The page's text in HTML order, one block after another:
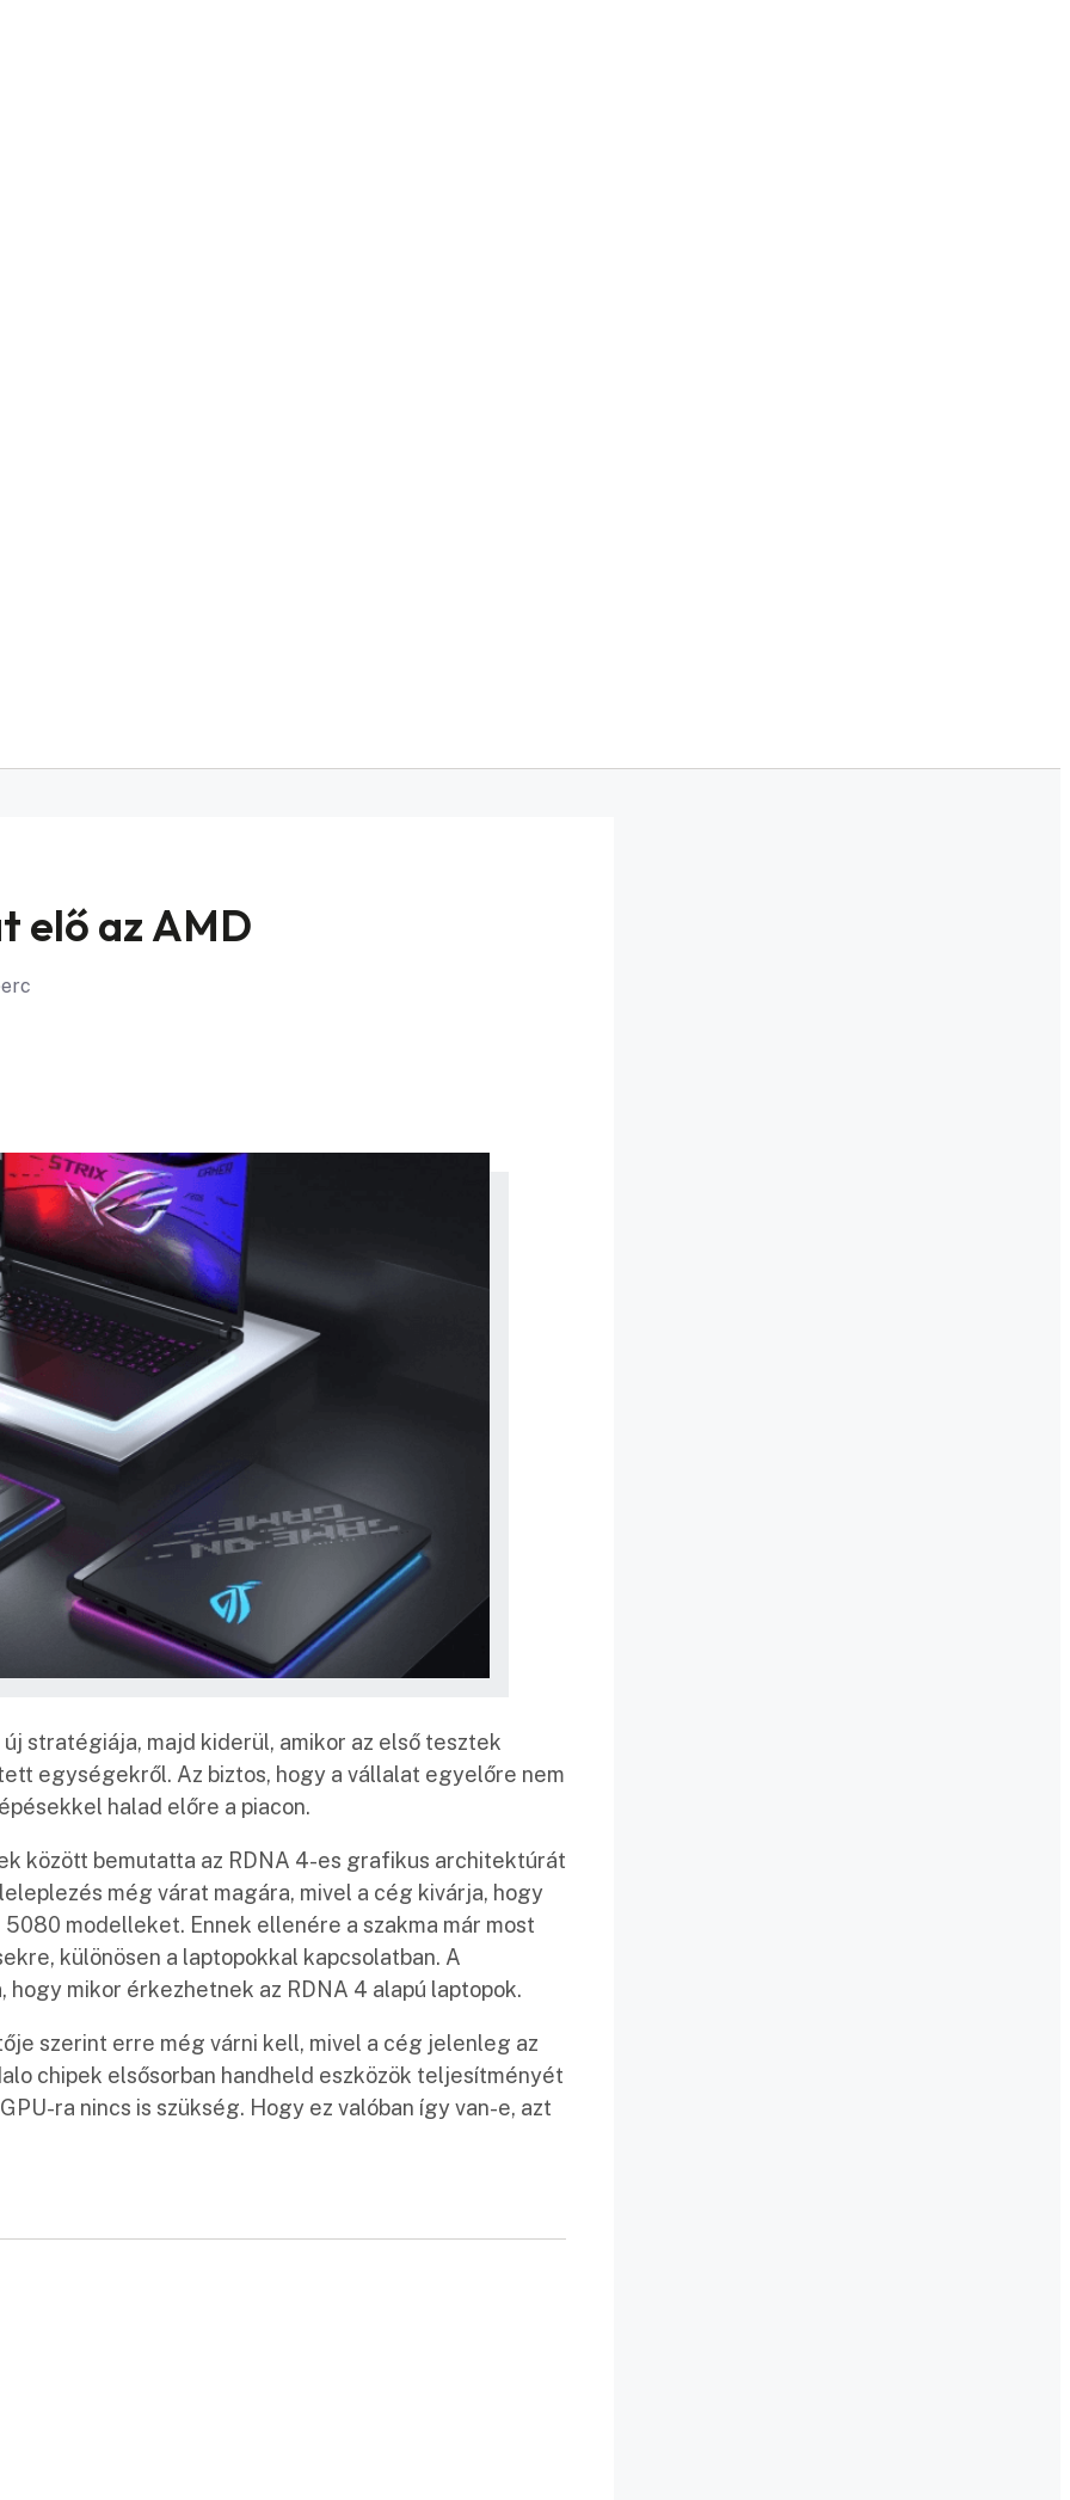
elő az AMD
stratégiája, majd kiderül, amikor az első tesztek
egységekről. Az biztos, hogy a vállalat egyelőre nem
halad előre a piacon.
között bemutatta az RDNA 4-es grafikus architektúrát
még várat magára, mivel a cég kivárja, hogy
modelleket. Ennek ellenére a szakma már most
különösen a laptopokkal kapcsolatban. A
mikor érkezhetnek az RDNA 4 alapú laptopok.
szerint erre még várni kell, mivel a cég jelenleg az
chipek elsősorban handheld eszközök teljesítményét
ra nincs is szükség. Hogy ez valóban így van-e, azt